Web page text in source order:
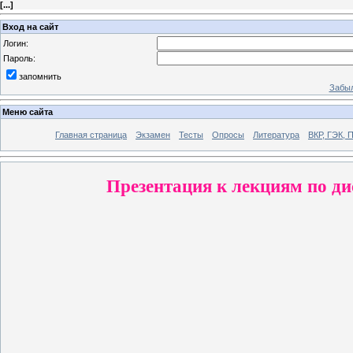
[...]
Вход на сайт
Логин:
Пароль:
запомнить
Меню сайта
Главная страница Экзамен Тесты Опросы Литература ВКР, ГЭК,
Презентация к лекциям по